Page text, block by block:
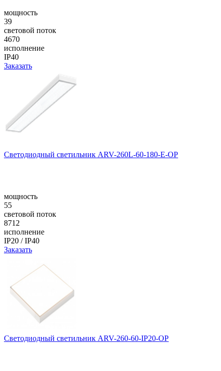
мощность
39
световой поток
4670
исполнение
IP40
Заказать
Светодиодный светильник ARV-260L-60-180-E-OP
мощность
55
световой поток
8712
исполнение
IP20 / IP40
Заказать
Светодиодный светильник ARV-260-60-IP20-OP